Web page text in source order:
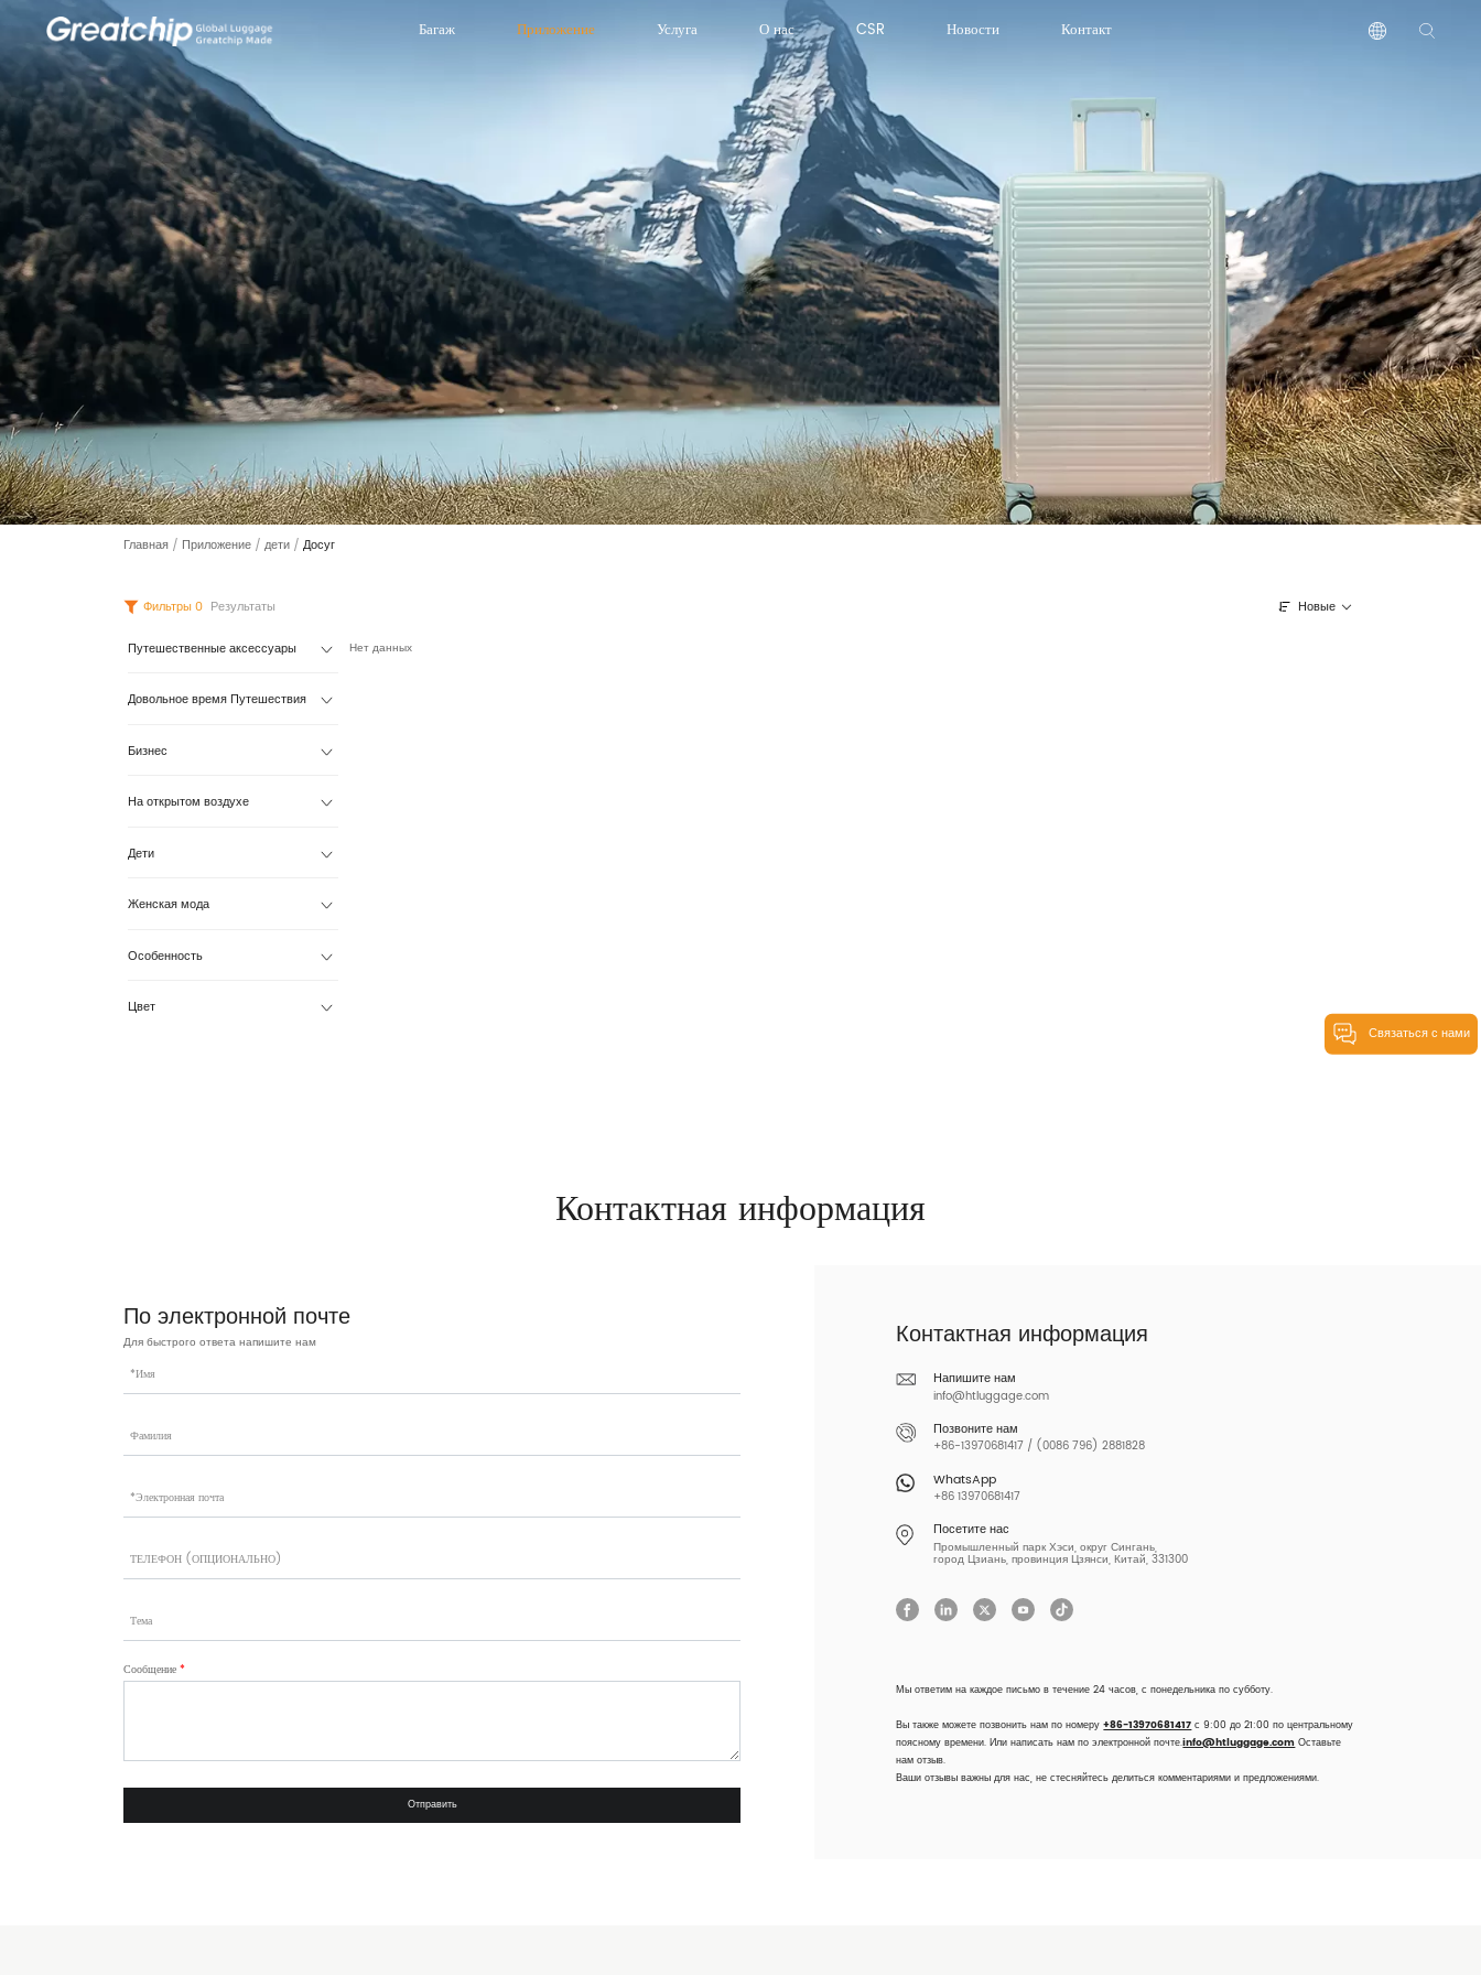
Багаж Приложение Услуга О нас CSR Новости Контакт
Главная / Приложение / дети / Досуг
Фильтры0 Результаты Новые
Путешественные аксессуары
Довольное время Путешествия
Бизнес
На открытом воздухе
Дети
Женская мода
Особенность
Цвет
Нет данных
Контактная информация
По электронной почте
Для быстрого ответа напишите нам
Сообщение*
Отправить
Контактная информация
Напишите нам
info@htluggage.com
Позвоните нам
+86-13970681417 / (0086 796) 2881828
WhatsApp
+86 13970681417
Посетите нас
Промышленный парк Хэси, округ Сингань,
город Цзиань, провинция Цзянси, Китай, 331300
Мы ответим на каждое письмо в течение 24 часов, с понедельника по субботу.
Вы также можете позвонить нам по номеру+86-13970681417 с 9:00 до 21:00 по центральному
поясному времени. Или написать нам по электронной почте.info@htluggage.com Оставьте
нам отзыв.
Ваши отзывы важны для нас, не стесняйтесь делиться комментариями и предложениями.
Связаться с нами